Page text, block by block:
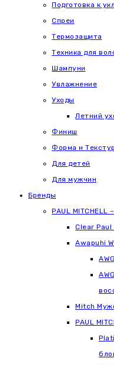
Подготовка к
Спреи
Термозащита
Техника для
Шампуни
Увлажнение
Уходы
Летний
Финиш
Форма и
Для детей
Для мужчин
Бренды
PAUL MITCHELL
Clear Paul
Awapuhi
Mitch
РАUL